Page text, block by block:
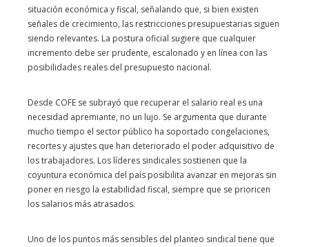
situación económica y fiscal, señalando que, si bien existen
señales de crecimiento, las restricciones presupuestarias siguen
siendo relevantes. La postura oficial sugiere que cualquier
incremento debe ser prudente, escalonado y en línea con las
posibilidades reales del presupuesto nacional.
Desde COFE se subrayó que recuperar el salario real es una
necesidad apremiante, no un lujo. Se argumenta que durante
mucho tiempo el sector público ha soportado congelaciones,
recortes y ajustes que han deteriorado el poder adquisitivo de
los trabajadores. Los líderes sindicales sostienen que la
coyuntura económica del país posibilita avanzar en mejoras sin
poner en riesgo la estabilidad fiscal, siempre que se prioricen
los salarios más atrasados.
Uno de los puntos más sensibles del planteo sindical tiene que